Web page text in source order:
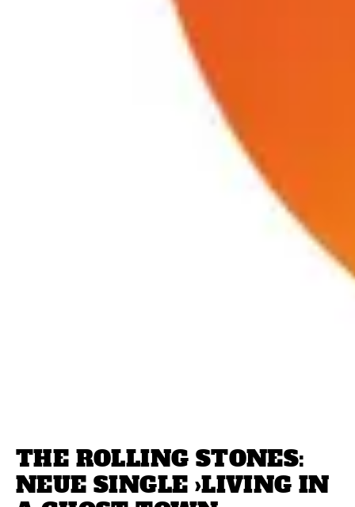
THE ROLLING STONES:
NEUE SINGLE ›LIVING IN